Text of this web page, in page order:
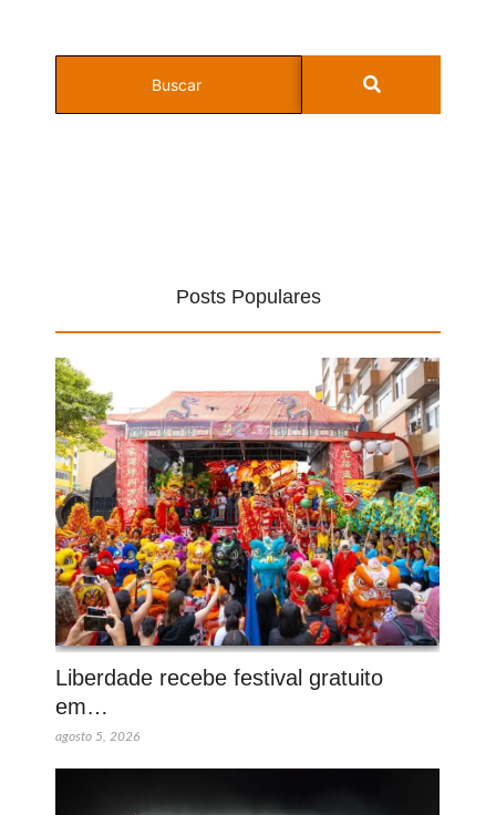
Posts Populares
Liberdade recebe festival gratuito
em…
agosto 5, 2026